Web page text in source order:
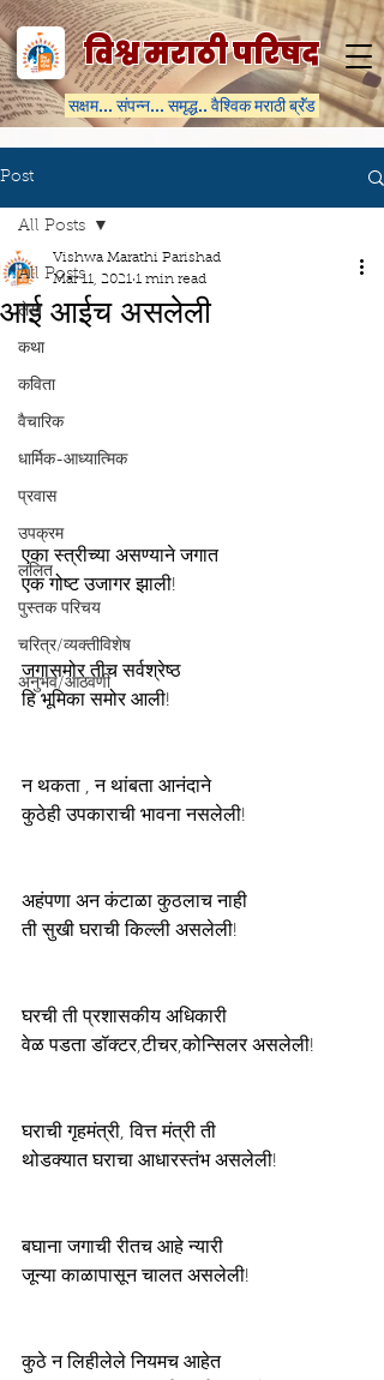
विश्व मराठी परिषद
सक्षम... संपन्न... समृद्ध.. वैश्विक मराठी ब्रॅंड
Post
All Posts
लेख
कथा
कविता
वैचारिक
धार्मिक-आध्यात्मिक
प्रवास
उपक्रम
ललित
पुस्तक परिचय
चरित्र/व्यक्तीविशेष
अनुभव/आठवणी
All Posts
आई आईच असलेली
Vishwa Marathi Parishad
Mar 11, 2021 1 min read
एका स्त्रीच्या असण्याने जगात
एक गोष्ट उजागर झाली!
जगासमोर तीच सर्वश्रेष्ठ
हि भूमिका समोर आली!
न थकता , न थांबता आनंदाने
कुठेही उपकाराची भावना नसलेली!
अहंपणा अन कंटाळा कुठलाच नाही
ती सुखी घराची किल्ली असलेली!
घरची ती प्रशासकीय अधिकारी
वेळ पडता डॉक्टर,टीचर,कोन्सिलर असलेली!
घराची गृहमंत्री, वित्त मंत्री ती
थोडक्यात घराचा आधारस्तंभ असलेली!
बघाना जगाची रीतच आहे न्यारी
जून्या काळापासून चालत असलेली!
कुठे न लिहीलेले नियमच आहेत